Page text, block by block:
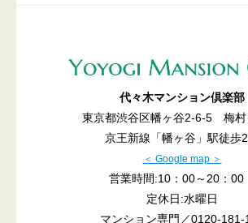
代々木マンション倶楽部
東京都渋谷区幡ヶ谷2-6-5 梅村
京王新線「幡ヶ谷」駅徒歩
＜ Google map ＞
営業時間:10：00～20：00
定休日:水曜日
マンション専門／0120-181-